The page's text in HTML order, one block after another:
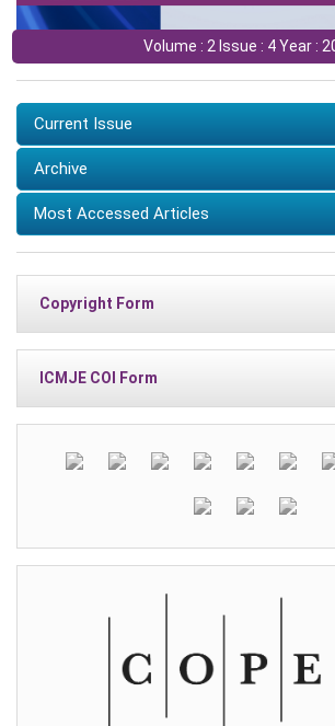
Volume : 2 Issue : 4 Year :
Current Issue
Archive
Most Accessed Articles
Copyright Form
ICMJE COI Form